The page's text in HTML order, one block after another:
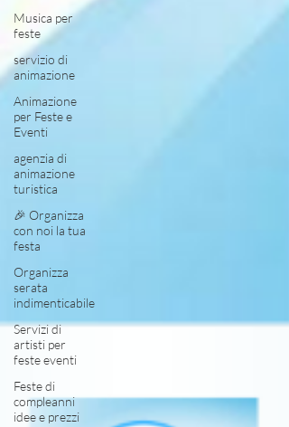
Musica per
feste
servizio di
animazione
Animazione
per Feste e
Eventi
agenzia di
animazione
turistica
🎉 Organizza
con noi la tua
festa
Organizza
serata
indimenticabile
Servizi di
artisti per
feste eventi
Feste di
compleanni
idee e prezzi